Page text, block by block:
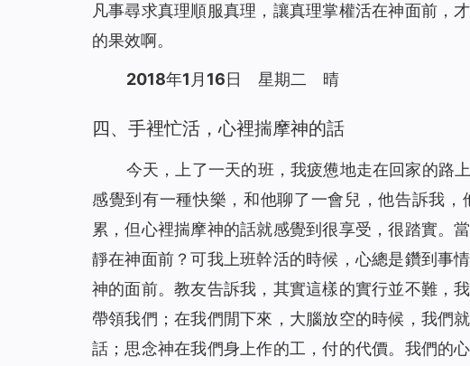
凡事尋求真理順服真理，讓真理掌權活在神面前，
的果效啊。
2018年1月16日 星期二 晴
四、手裡忙活，心裡揣摩神的話
今天，上了一天的班，我疲憊地走在回家的路
感覺到有一種快樂，和他聊了一會兒，他告訴我
累，但心裡揣摩神的話就感覺到很享受，很踏實。
靜在神面前？可我上班幹活的時候，心總是鑽到事
神的面前。教友告訴我，其實這樣的實行並不難，
帶領我們；在我們閒下來，大腦放空的時候，我們
話；思念神在我們身上作的工，付的代價。我們的